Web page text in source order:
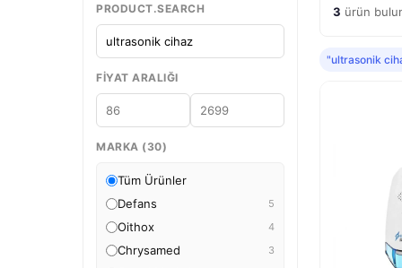
PRODUCT.SEARCH
FIYAT ARALIĞI
MARKA (30)
Tüm Ürünler
Defans
5
Oithox 4
Chrysamed 3
3 ürün
"ultrasonik